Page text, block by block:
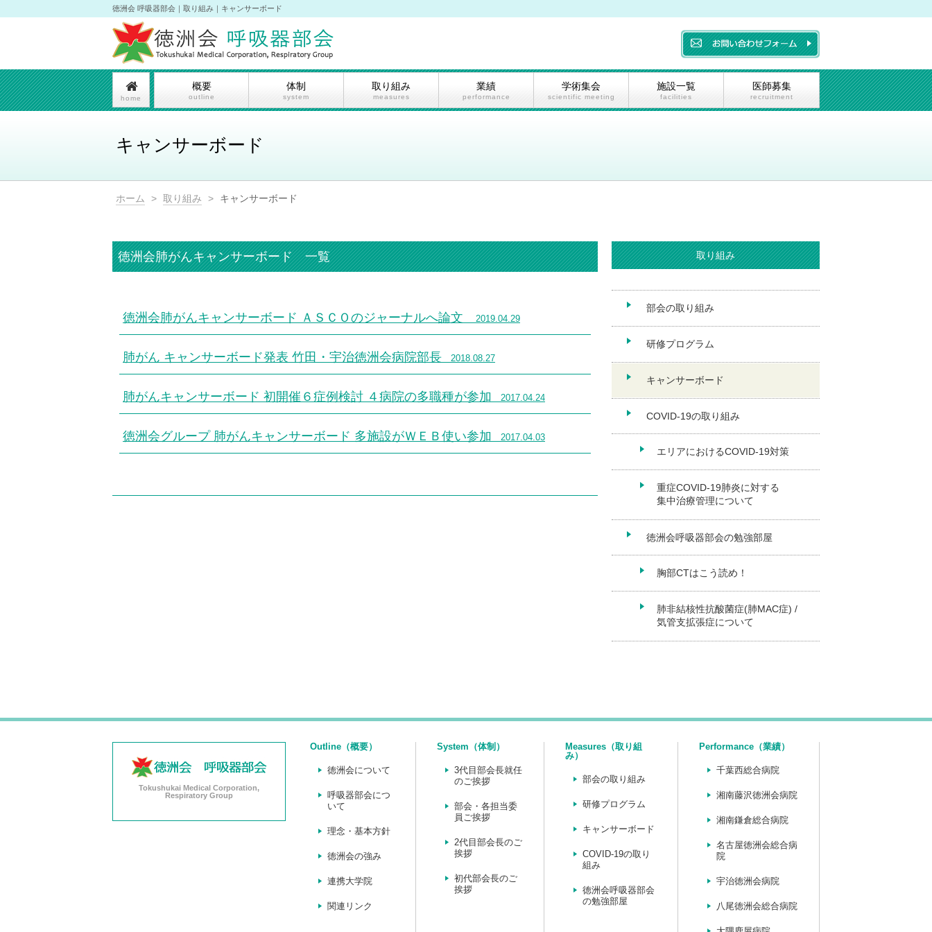
徳洲会 呼吸器部会｜取り組み｜キャンサーボード
home
概要
outline
体制
system
取り組み
measures
業績
performance
学術集会
scientific meeting
施設一覧
facilities
医師募集
recruitment
キャンサーボード
ホーム > 取り組み > キャンサーボード
取り組み
部会の取り組み
研修プログラム
キャンサーボード
COVID-19の取り組み
エリアにおけるCOVID-19対策
重症COVID-19肺炎に対する
集中治療管理について
徳洲会呼吸器部会の勉強部屋
胸部CTはこう読め！
肺非結核性抗酸菌症(肺MAC症) /
気管支拡張症について
徳洲会肺がんキャンサーボード 一覧
徳洲会肺がんキャンサーボード ＡＳＣＯのジャーナルへ論文 2019.04.29
肺がん キャンサーボード発表 竹田・宇治徳洲会病院部長 2018.08.27
肺がんキャンサーボード 初開催６症例検討 ４病院の多職種が参加 2017.04.24
徳洲会グループ 肺がんキャンサーボード 多施設がＷＥＢ使い参加 2017.04.03
Tokushukai Medical Corporation,
Respiratory Group
Outline（概要）
徳洲会について
呼吸器部会につ
いて
理念・基本方針
徳洲会の強み
連携大学院
関連リンク
System（体制）
3代目部会長就任
のご挨拶
部会・各担当委
員ご挨拶
2代目部会長のご
挨拶
初代部会長のご
挨拶
Measures（取り組
み）
部会の取り組み
研修プログラム
キャンサーボード
COVID-19の取り
組み
徳洲会呼吸器部会
の勉強部屋
Performance（業績）
千葉西総合病院
湘南藤沢徳洲会病院
湘南鎌倉総合病院
名古屋徳洲会総合病
院
宇治徳洲会病院
八尾徳洲会総合病院